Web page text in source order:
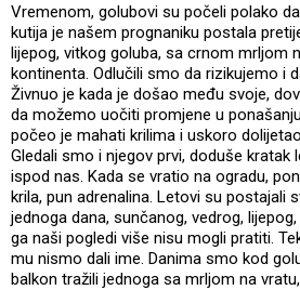
Vremenom, golubovi su počeli polako
kutija je našem prognaniku postala
lijepog, vitkog goluba, sa crnom mrljom
kontinenta. Odlučili smo da rizikujemo i
Živnuo je kada je došao među svoje,
da možemo uočiti promjene u
počeo je mahati krilima i uskoro
Gledali smo i njegov prvi, doduše kratak
ispod nas. Kada se vratio na ogradu,
krila, pun adrenalina. Letovi su postajali
jednoga dana, sunčanog, vedrog,
ga naši pogledi više nisu mogli pratiti.
mu nismo dali ime. Danima smo kod
balkon tražili jednoga sa mrljom na